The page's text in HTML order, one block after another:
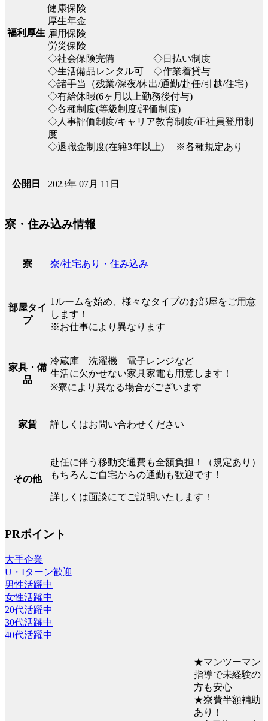
福利厚生
健康保険
厚生年金
雇用保険
労災保険
◇社会保険完備 ◇日払い制度
◇生活備品レンタル可 ◇作業着貸与
◇諸手当（残業/深夜/休出/通勤/赴任/引越/住宅）
◇有給休暇(6ヶ月以上勤務後付与)
◇各種制度(等級制度/評価制度)
◇人事評価制度/キャリア教育制度/正社員登用制
度
◇退職金制度(在籍3年以上) ※各種規定あり
公開日 2023年 07月 11日
寮・住み込み情報
寮 寮/社宅あり・住み込み
部屋タイ
プ
1ルームを始め、様々なタイプのお部屋をご用意
します！
※お仕事により異なります
家具・備
品
冷蔵庫 洗濯機 電子レンジなど
生活に欠かせない家具家電も用意します！
※寮により異なる場合がございます
家賃 詳しくはお問い合わせください
その他
赴任に伴う移動交通費も全額負担！（規定あり）
もちろんご自宅からの通勤も歓迎です！
詳しくは面談にてご説明いたします！
PRポイント
大手企業
U・Iターン歓迎
男性活躍中
女性活躍中
20代活躍中
30代活躍中
40代活躍中
★マンツーマン
指導で未経験の
方も安心
★寮費半額補助
あり！